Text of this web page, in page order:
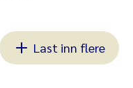
Last inn flere